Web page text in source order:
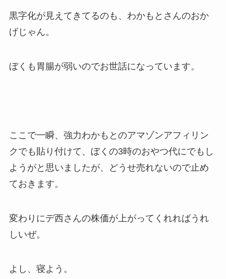
黒字化が見えてきてるのも、わかもとさんのおか
げじゃん。
ぼくも胃腸が弱いのでお世話になっています。
ここで一瞬、強力わかもとのアマゾンアフィリン
クでも貼り付けて、ぼくの3時のおやつ代にでもし
ようがと思いましたが、どうせ売れないので止め
ておきます。
変わりにデ西さんの株価が上がってくれればうれ
しいぜ。
よし、寝よう。